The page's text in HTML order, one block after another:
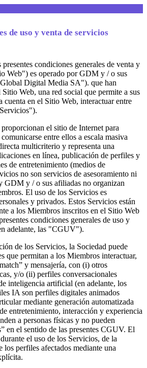
de uso y venta de servicios
condiciones generales de venta y
Web") es operado por GDM y / o sus
Digital Media SA"). que han
Web, una red social que permite a sus
cuenta en el Sitio Web, interactuar entre
el sitio de Internet para
entre ellos a escala masiva
multicriterio y representa una
en línea, publicación de perfiles y
de entretenimiento (medios de
no son servicios de asesoramiento ni
GDM y / o sus afiliadas no organizan
El uso de los Servicios es
y privados. Estos Servicios están
a los Miembros inscritos en el Sitio Web
condiciones generales de uso y
adelante, las "CGUV").
de los Servicios, la Sociedad puede
que permitan a los Miembros interactuar,
y mensajería, con (i) otros
y/o (ii) perfiles conversacionales
inteligencia artificial (en adelante, los
IA son perfiles digitales animados
mediante generación automatizada
entretenimiento, interacción y experiencia
a personas físicas y no pueden
en el sentido de las presentes CGUV. El
el uso de los Servicios, de la
los perfiles afectados mediante una